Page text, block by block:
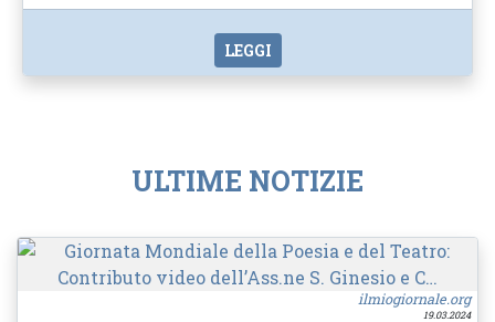
LEGGI
ULTIME NOTIZIE
ilmiogiornale.org
19.03.2024